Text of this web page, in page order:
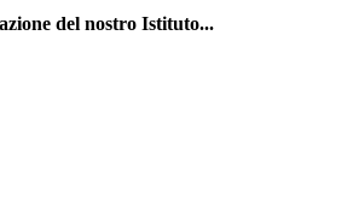
del nostro Istituto...